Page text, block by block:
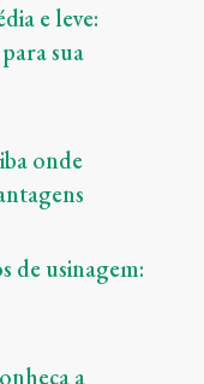
e leve:
sua
onde
de usinagem:
a